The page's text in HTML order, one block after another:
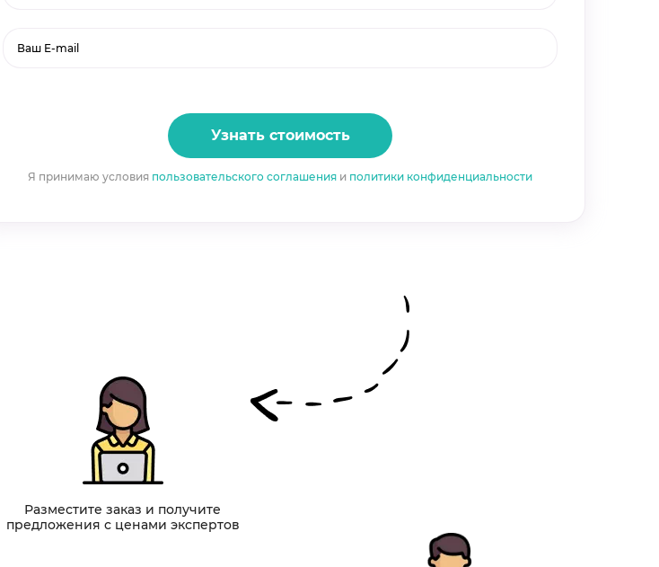
Узнать стоимость
Я принимаю условия пользовательского соглашения и политики конфиденциальности
Разместите заказ и получите
предложения с ценами экспертов